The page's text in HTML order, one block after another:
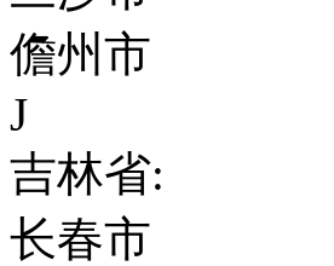
儋州市
J
吉林省:
长春市